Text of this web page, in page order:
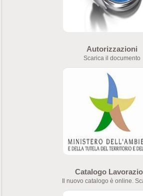
Autorizzazioni
Scarica il documento
Catalogo
Il nuovo catalogo è online.